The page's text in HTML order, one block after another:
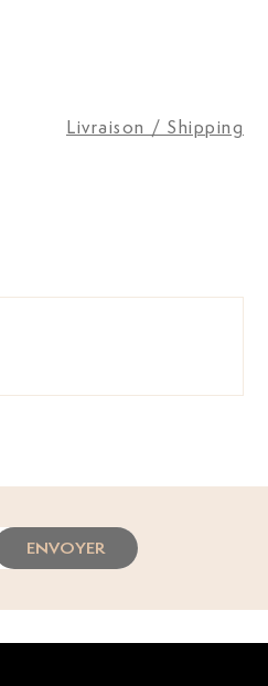
Livraison / Shipping
ENVOYER